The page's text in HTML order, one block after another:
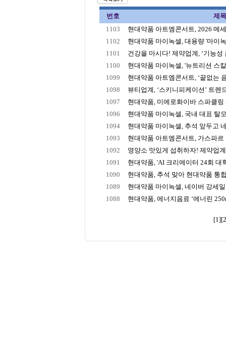
번호
제목
1103
현대약품 아트엠콘서트, 2026 메
1102
현대약품 마이녹셀, 대용량 '마이
1101
건강을 마시다! 제약업계, ‘기능성
1100
현대약품 마이녹셀, '뉴트리션 스
1099
현대약품 아트엠콘서트, ‘끝없는
1098
뷰티업계, ‘스키니피케이션’ 트렌
1097
현대약품, 미에로화이바 스파클링
1096
현대약품 마이녹셀, 국내 대표 탈
1094
현대약품 마이녹셀, 추석 앞두고
1093
현대약품 아트엠콘서트, 가스파르
1092
영양소 맛있게 섭취하자! 제약업
1091
현대약품, 'AI 크리에이터 24회 대
1090
현대약품, 추석 맞아 현대약품 통
1089
현대약품 마이녹셀, 네이버 강세
1088
현대약품, 에너지음료 ‘에너린
[1]